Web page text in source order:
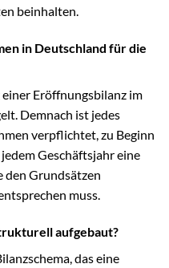
beinhalten.
in Deutschland für die
Eröffnungsbilanz im
Demnach ist jedes
verpflichtet, zu Beginn
Geschäftsjahr eine
den Grundsätzen
muss.
aufgebaut?
das eine